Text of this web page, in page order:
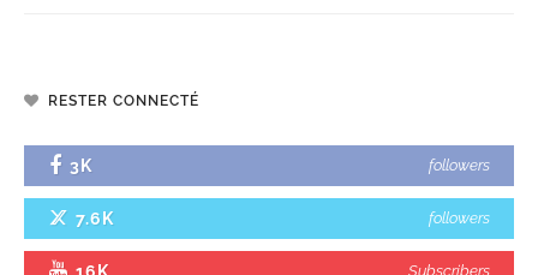
RESTER CONNECTÉ
3K followers
7.6K followers
Subscribers